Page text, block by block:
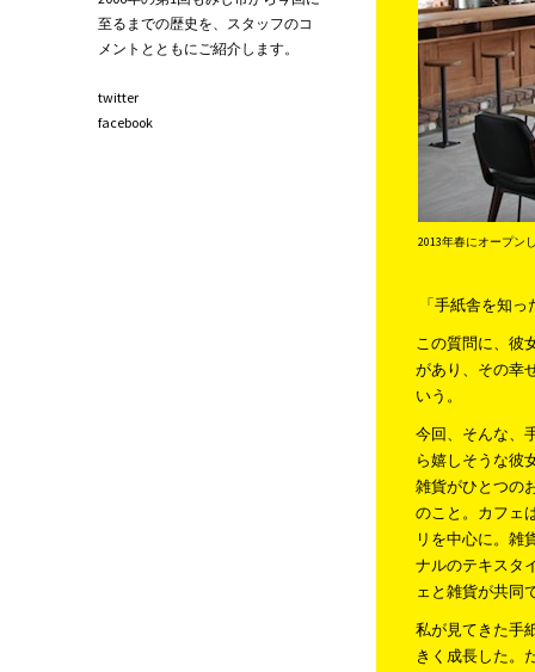
2013年春にオープン
「手紙舎を知
この質問に、彼
があり、その幸
いう。
今回、そんな、
ら嬉しそうな彼
雑貨がひとつの
のこと。カフェ
リを中心に。雑
ナルのテキスタ
ェと雑貨が共同
私が見てきた手
きく成長した。
至るまでの歴史を、スタッフのコ
メントとともにご紹介します。
twitter
facebook